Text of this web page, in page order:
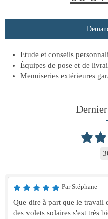
Etude et conseils
Équipes de pose et de
Menuiseries extérieures
Par Stéphane
Que dire à part que le travail
des volets solaires s'est très